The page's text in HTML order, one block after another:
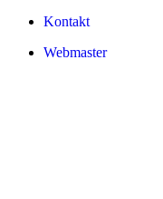
Kontakt
Webmaster